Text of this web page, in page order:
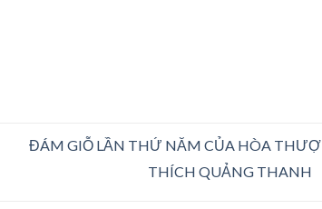
ĐÁM GIỖ LẦN THỨ NĂM CỦA HÒA
THÍCH QUẢNG THANH